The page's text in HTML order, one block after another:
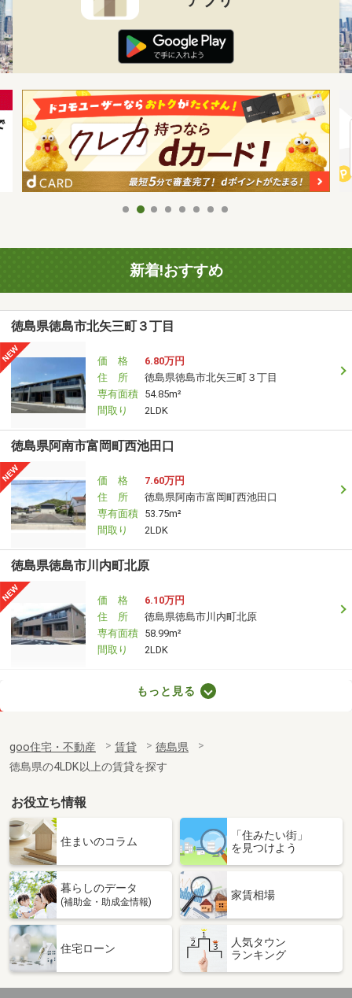
新着!おすすめ
徳島県徳島市北矢三町３丁目
価 格
6.80万円
住 所
徳島県徳島市北矢三町３丁目
専有面積 54.85m²
間取り
2LDK
徳島県阿南市富岡町西池田口
価 格
7.60万円
住 所
徳島県阿南市富岡町西池田口
専有面積 53.75m²
間取り
2LDK
徳島県徳島市川内町北原
価 格
6.10万円
住 所
徳島県徳島市川内町北原
専有面積 58.99m²
間取り
2LDK
徳島県小松島市日開野町字北開
専有面積
56.44m²
間取り
2LDK
徳島県徳島市国府町観音寺
価 格
3.40万円
徳島県徳島市国府町観音寺
専有面積 46.37m²
間取り
徳島県阿南市見能林町東浦
住 所
徳島県阿南市見能林町東浦
専有面積 50.53m²
もっと見る
goo住宅・不動産 賃貸
徳島県
徳島県の4LDK以上の賃貸を探す
お役立ち情報
住まいのコラム
「住みたい街」
を見つけよう
暮らしのデータ
(補助金・助成金情報)
家賃相場
住宅ローン
人気タウン
ランキング